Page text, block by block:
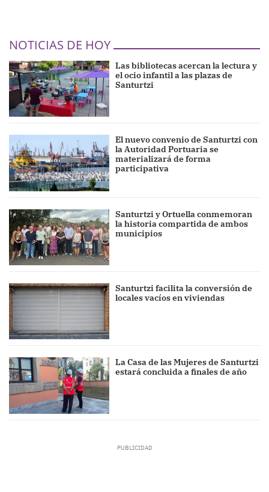
NOTICIAS DE HOY
Las bibliotecas acercan la lectura y
el ocio infantil a las plazas de
Santurtzi
El nuevo convenio de Santurtzi con
la Autoridad Portuaria se
materializará de forma
participativa
Santurtzi y Ortuella conmemoran
la historia compartida de ambos
municipios
Santurtzi facilita la conversión de
locales vacíos en viviendas
La Casa de las Mujeres de Santurtzi
estará concluida a finales de año